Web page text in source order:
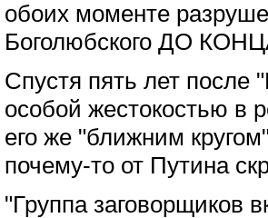
обоих моменте
Боголюбского ДО
Спустя пять лет после
особой жестокостью в
его же "ближним
почему-то от Путина
"Группа заговорщиков